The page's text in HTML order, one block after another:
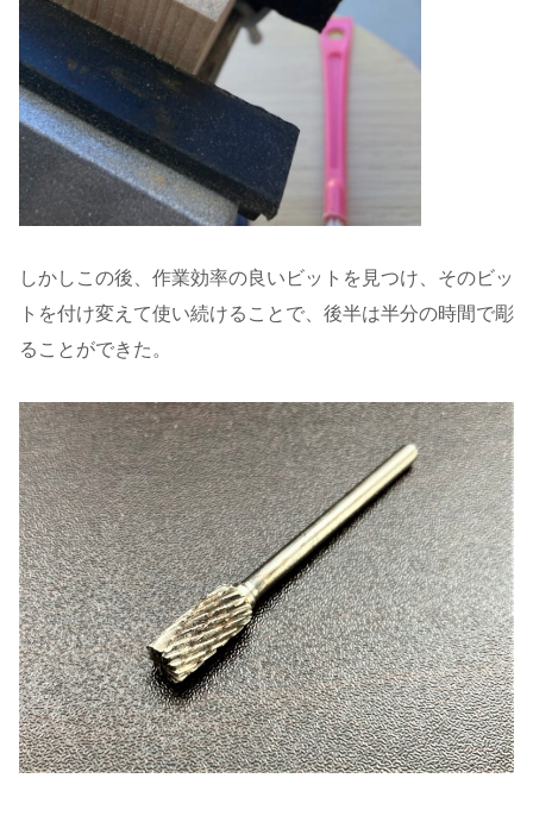
しかしこの後、作業効率の良いビットを見つけ、そのビッ
トを付け変えて使い続けることで、後半は半分の時間で彫
ることができた。